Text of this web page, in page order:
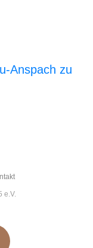
Anspach zu
e.V.